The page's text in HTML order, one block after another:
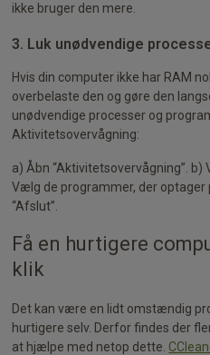
ikke bruger den mere.
3. Luk unødvendige
Hvis din computer ikke har RAM
overbelaste den og gøre den
unødvendige processer og
Aktivitetsovervågning:
a) Åbn “Aktivitetsovervågning”.
Vælg de programmer, der optager
“Afslut”.
Få en hurtigere
klik
Det kan være en lidt omstændig
hurtigere selv. Derfor findes der
at hjælpe med netop dette.